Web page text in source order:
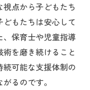
点から子どもたち
もたちは安心して
保育士や児童指導
を磨き続けること
可能な支援体制の
るのです。